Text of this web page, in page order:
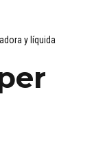
y líquida